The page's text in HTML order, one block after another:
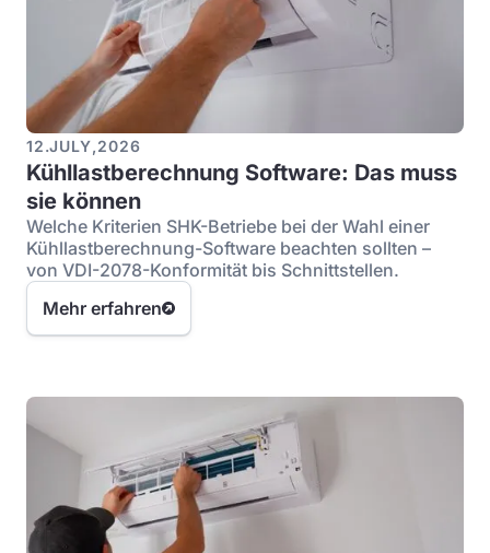
12.JULY,2026
Kühllastberechnung Software: Das muss
sie können
Welche Kriterien SHK-Betriebe bei der Wahl einer
Kühllastberechnung-Software beachten sollten –
von VDI-2078-Konformität bis Schnittstellen.
Mehr erfahren